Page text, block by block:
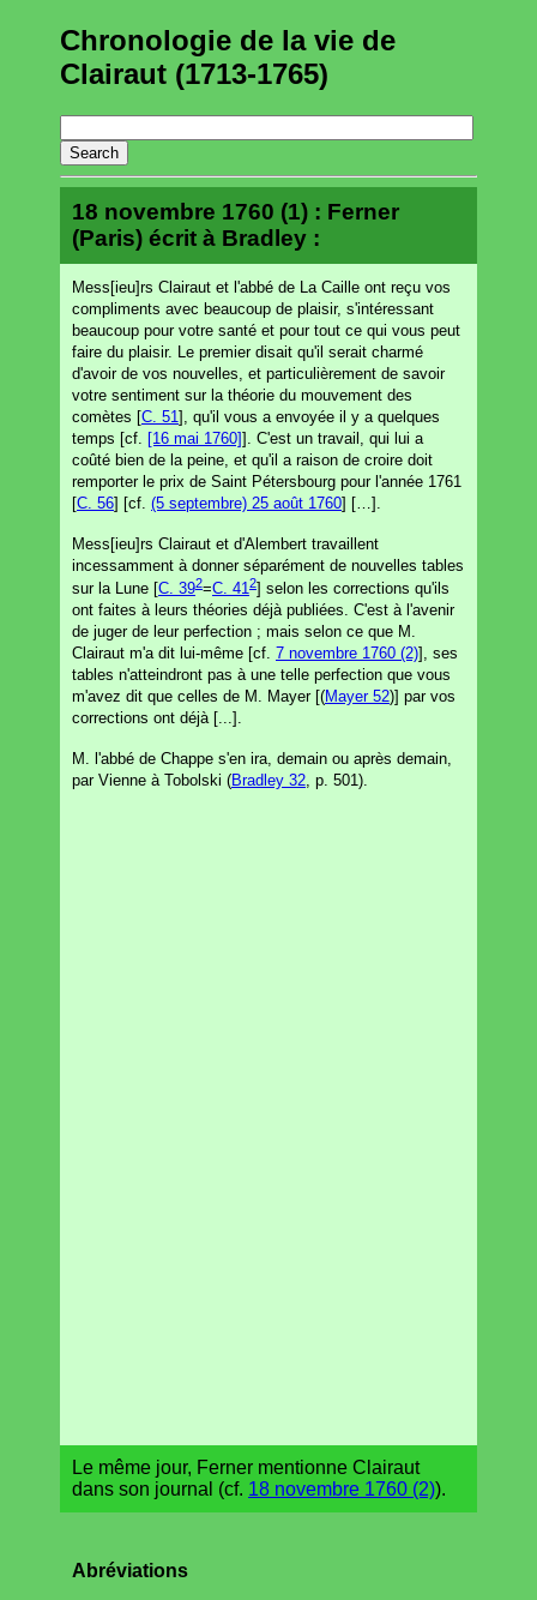
Chronologie de la vie de
Clairaut (1713-1765)
18 novembre 1760 (1) : Ferner
(Paris) écrit à Bradley :
Mess[ieu]rs Clairaut et l'abbé de La Caille ont reçu vos
compliments avec beaucoup de plaisir, s'intéressant
beaucoup pour votre santé et pour tout ce qui vous peut
faire du plaisir. Le premier disait qu'il serait charmé
d'avoir de vos nouvelles, et particulièrement de savoir
votre sentiment sur la théorie du mouvement des
comètes [C. 51 ], qu'il vous a envoyée il y a quelques
temps [cf.
[16 mai 1760]]. C'est un travail, qui lui a
coûté bien de la peine, et qu'il a raison de croire doit
remporter le prix de Saint Pétersbourg pour l'année 1761
[C. 56] [cf. (5 septembre) 25 août 1760] […].
Mess[ieu]rs Clairaut et d'Alembert travaillent
incessamment à donner séparément de nouvelles tables
sur la Lune [C. 392=C. 412] selon les corrections qu'ils
ont faites à leurs théories déjà publiées. C'est à l'avenir
de juger de leur perfection ; mais selon ce que M.
Clairaut m'a dit lui-même [cf. 7 novembre 1760 (2)], ses
tables n'atteindront pas à une telle perfection que vous
m'avez dit que celles de M. Mayer [(Mayer 52)] par vos
corrections ont déjà [...].
M. l'abbé de Chappe s'en ira, demain ou après demain,
par Vienne à Tobolski (Bradley 32, p. 501).
Le même jour, Ferner mentionne Clairaut
dans son journal (cf. 18 novembre 1760 (2)).
Abréviations